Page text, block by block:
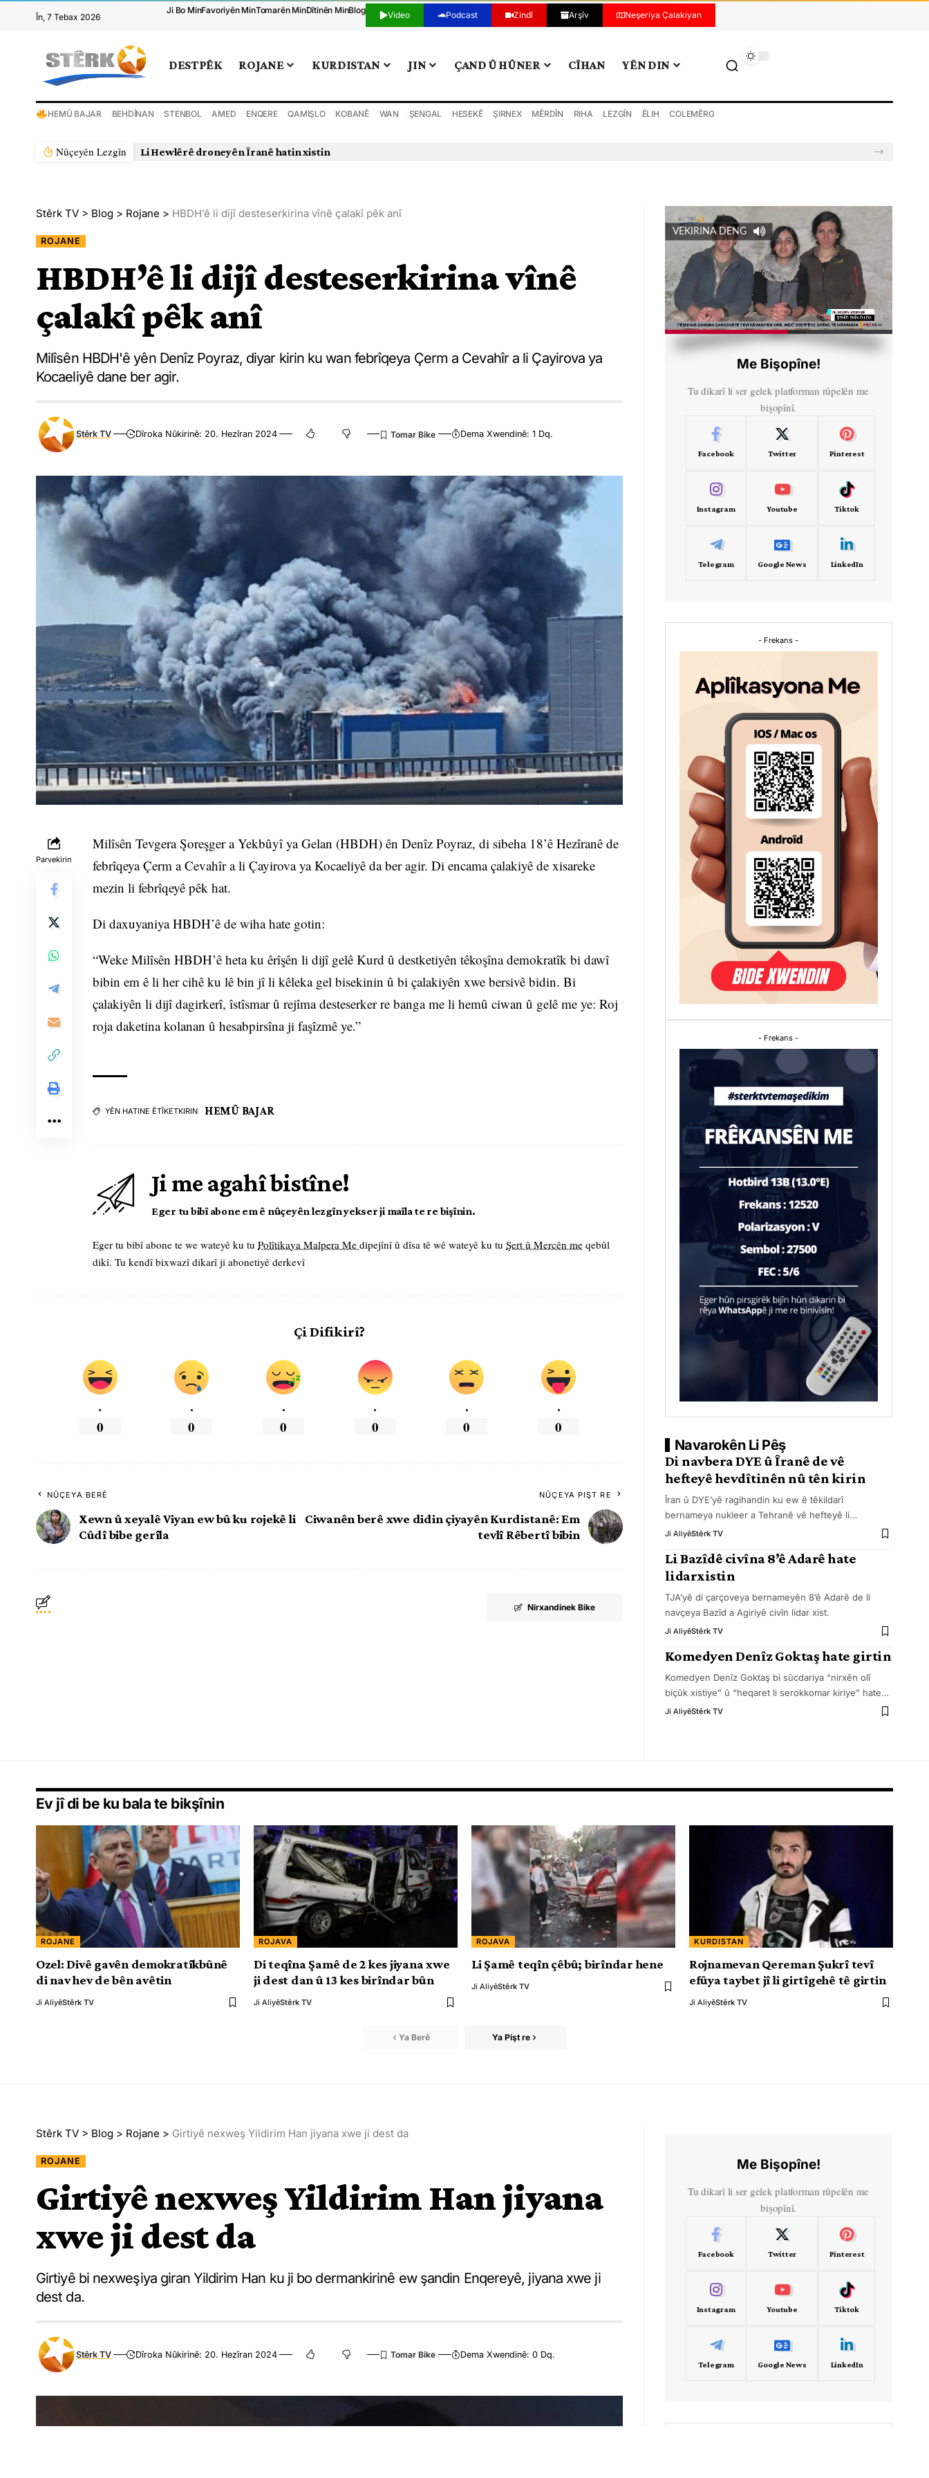
În, 7 Tebax 2026
Ji Bo MinFavoriyên MinTomarên MinDîtinên MinBlog Video Podcast Zindî Arşîv Neşeriya Çalakiyan
DESTPÊK ROJANE KURDISTAN JIN ÇAND Û HÛNER CÎHAN YÊN DIN
HEMÛ BAJAR BEHDÎNAN STENBOL AMED ENQERE QAMIŞLO KOBANÊ WAN ŞENGAL HESEKÊ ŞIRNEX MÊRDÎN RIHA LEZGÎN ÊLIH COLEMÊRG
Nûçeyên Lezgîn Li Hewlêrê droneyên Îranê hatin xistin
Stêrk TV > Blog > Rojane > HBDH’ê li dijî desteserkirina vînê çalakî pêk anî
ROJANE
HBDH’ê li dijî desteserkirina vînê
çalakî pêk anî
Milîsên HBDH'ê yên Denîz Poyraz, diyar kirin ku wan febrîqeya Çerm a Cevahîr a li Çayirova ya
Kocaeliyê dane ber agir.
Stêrk TV Dîroka Nûkirinê: 20. Hezîran 2024 Dema Xwendinê: 1 Dq.
Parvekirin
Milîsên Tevgera Şoreşger a Yekbûyî ya Gelan (HBDH) ên Denîz Poyraz, di sibeha 18’ê Hezîranê de
febrîqeya Çerm a Cevahîr a li Çayirova ya Kocaeliyê da ber agir. Di encama çalakiyê de xisareke
mezin li febrîqeyê pêk hat.
Di daxuyaniya HBDH’ê de wiha hate gotin:
“Weke Milîsên HBDH’ê heta ku êrîşên li dijî gelê Kurd û destketiyên têkoşîna demokratîk bi dawî
bibin em ê li her cihê ku lê bin jî li kêleka gel bisekinin û bi çalakiyên xwe bersivê bidin. Bi
çalakiyên li dijî dagirkerî, îstîsmar û rejîma desteserker re banga me li hemû ciwan û gelê me ye: Roj
roja daketina kolanan û hesabpirsîna ji faşîzmê ye.”
YÊN HATINE ÊTÎKETKIRIN HEMÛ BAJAR
Ji me agahî bistîne!
Eger tu bibî abone em ê nûçeyên lezgîn yekser ji maîla te re bişînin.
Eger tu bibî abone te we wateyê ku tu Polîtikaya Malpera Me dipejînî û dîsa tê wê wateyê ku tu Şert û Mercên me qebûl
dikî. Tu kendî bixwazî dikarî ji abonetiyê derkevî
Çi Difikirî?
.
0
.
0
.
0
.
0
.
0
.
0
NÛÇEYA BERÊ
Xewn û xeyalê Viyan ew bû ku rojekê li
Cûdî bibe gerîla
NÛÇEYA PIŞT RE
Ciwanên berê xwe didin çiyayên Kurdistanê: Em
tevlî Rêbertî bibin
Nirxandinek Bike
VEKIRINA DENG
Me Bişopîne!
Tu dikarî li ser gelek platforman rûpelên me
bişopînî.
Facebook Twitter Pinterest
Instagram Youtube Tiktok
Telegram Google News LinkedIn
- Frekans -
- Frekans -
Navarokên Li Pêş
Di navbera DYE û Îranê de vê
hefteyê hevdîtinên nû tên kirin
Îran û DYE’yê ragihandin ku ew ê têkildarî
bernameya nukleer a Tehranê vê hefteyê li…
Ji AliyêStêrk TV
Li Bazîdê civîna 8’ê Adarê hate
lidarxistin
TJA’yê di çarçoveya bernameyên 8’ê Adarê de li
navçeya Bazîd a Agiriyê civîn lidar xist.
Ji AliyêStêrk TV
Komedyen Denîz Goktaş hate girtin
Komedyen Denîz Goktaş bi sûcdariya “nirxên olî
biçûk xistiye” û “heqaret li serokkomar kiriye” hate…
Ji AliyêStêrk TV
Ev jî di be ku bala te bikşînin
ROJANE
Ozel: Divê gavên demokratîkbûnê
di nav hev de bên avêtin
Ji AliyêStêrk TV
ROJAVA
Di teqîna Şamê de 2 kes jiyana xwe
ji dest dan û 13 kes birîndar bûn
Ji AliyêStêrk TV
ROJAVA
Li Şamê teqîn çêbû; birîndar hene
Ji AliyêStêrk TV
KURDISTAN
Rojnamevan Qereman Şukrî tevî
efûya taybet jî li girtîgehê tê girtin
Ji AliyêStêrk TV
Ya Berê Ya Pişt re
Stêrk TV > Blog > Rojane > Girtiyê nexweş Yildirim Han jiyana xwe ji dest da
ROJANE
Girtiyê nexweş Yildirim Han jiyana
xwe ji dest da
Girtiyê bi nexweşiya giran Yildirim Han ku ji bo dermankirinê ew şandin Enqereyê, jiyana xwe ji
dest da.
Stêrk TV Dîroka Nûkirinê: 20. Hezîran 2024 Dema Xwendinê: 0 Dq.
Me Bişopîne!
Tu dikarî li ser gelek platforman rûpelên me
bişopînî.
Facebook Twitter Pinterest
Instagram Youtube Tiktok
Telegram Google News LinkedIn